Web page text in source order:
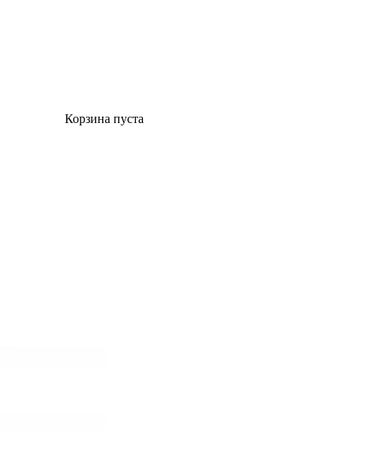
Корзина пуста